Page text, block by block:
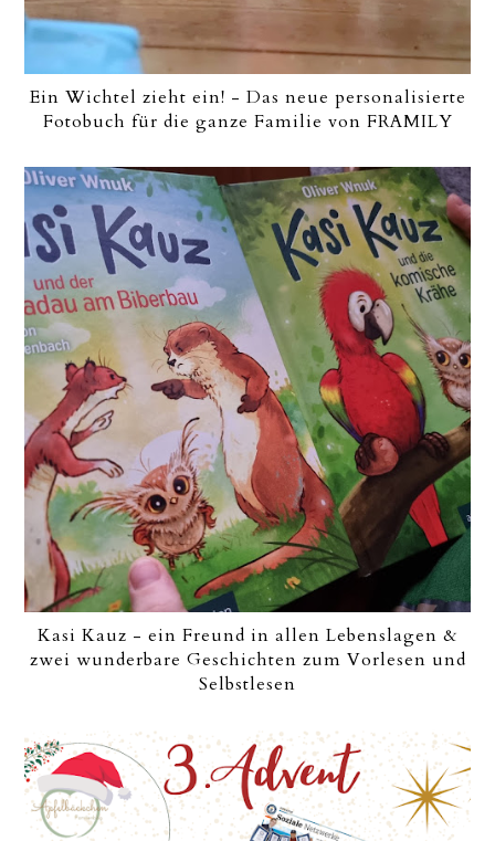
Ein Wichtel zieht ein! - Das neue personalisierte
Fotobuch für die ganze Familie von FRAMILY
Kasi Kauz - ein Freund in allen Lebenslagen &
zwei wunderbare Geschichten zum Vorlesen und
Selbstlesen